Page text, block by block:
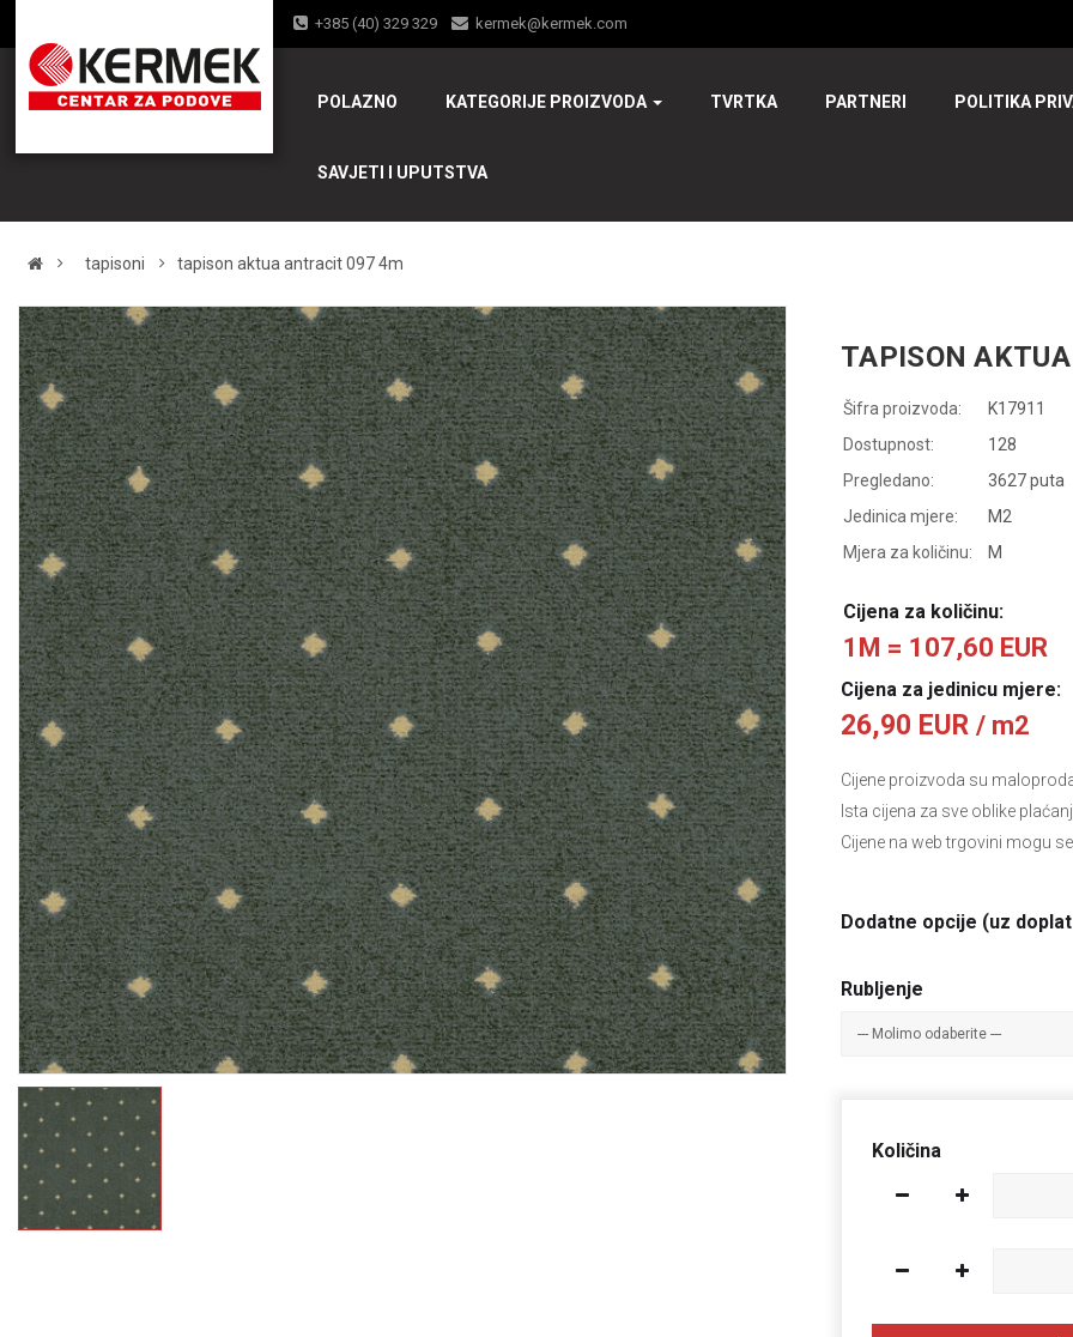
+385 (40) 329 329 kermek@kermek.com
POLAZNO KATEGORIJE PROIZVODA TVRTKA PARTNERI POLITIKA
SAVJETI I UPUTSTVA
tapisoni tapison aktua antracit 097 4m
TAPISON
Šifra proizvoda:
K17911
Dostupnost:
128
Pregledano:
3627 puta
Jedinica mjere:
M2
Mjera za količinu:
M
Cijena za količinu:
1M = 107,60 EUR
Cijena za jedinicu mjere:
26,90 EUR / m2
Cijene proizvoda su
Ista cijena za sve oblike
Cijene na web trgovini mogu
Dodatne opcije (uz
Rubljenje
Količina